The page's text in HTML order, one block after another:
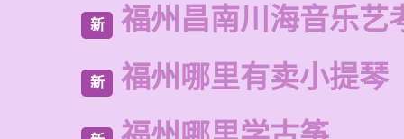
新 福州昌南川海音乐艺
新 福州哪里有卖小提琴